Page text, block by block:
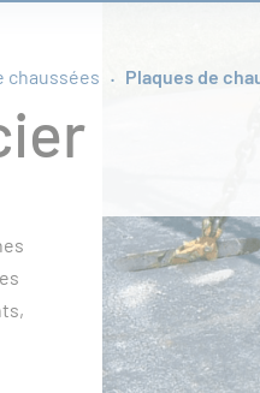
chaussées Plaques de